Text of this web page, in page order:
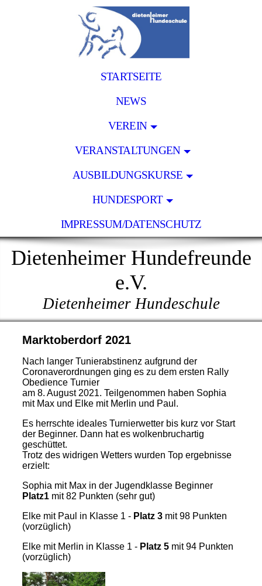
STARTSEITE
NEWS
VEREIN
VERANSTALTUNGEN
AUSBILDUNGSKURSE
HUNDESPORT
IMPRESSUM/DATENSCHUTZ
Dietenheimer Hundefreunde
e.V.
Dietenheimer Hundeschule
Marktoberdorf 2021
Nach langer Tunierabstinenz aufgrund der
Coronaverordnungen ging es zu dem ersten Rally
Obedience Turnier
am 8. August 2021. Teilgenommen haben Sophia
mit Max und Elke mit Merlin und Paul.
Es herrschte ideales Turnierwetter bis kurz vor Start
der Beginner. Dann hat es wolkenbruchartig
geschüttet.
Trotz des widrigen Wetters wurden Top ergebnisse
erzielt:
Sophia mit Max in der Jugendklasse Beginner
Platz1mit 82 Punkten (sehr gut)
Elke mit Paul in Klasse 1 - Platz 3mit 98 Punkten
(vorzüglich)
Elke mit Merlin in Klasse 1 - Platz 5mit 94 Punkten
(vorzüglich)